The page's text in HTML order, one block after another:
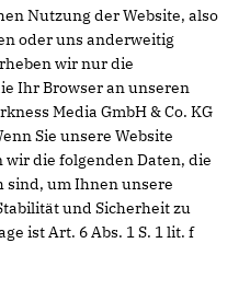
Nutzung der Website, also
oder uns anderweitig
wir nur die
Ihr Browser an unseren
Media GmbH & Co. KG
Sie unsere Website
die folgenden Daten, die
um Ihnen unsere
und Sicherheit zu
ist Art. 6 Abs. 1 S. 1 lit. f